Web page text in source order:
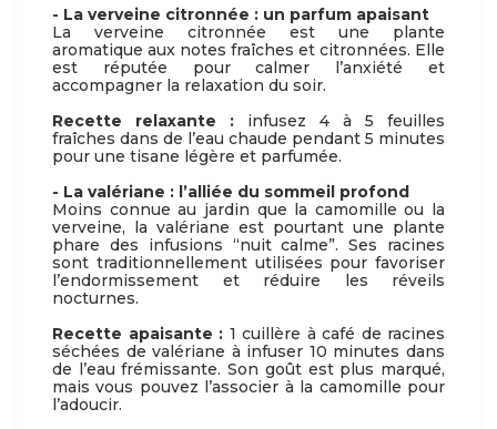
- La verveine citronnée : un parfum apaisant
La verveine citronnée est une plante
aromatique aux notes fraîches et citronnées. Elle
est réputée pour calmer l’anxiété et
accompagner la relaxation du soir.
Recette relaxante : infusez 4 à 5 feuilles
fraîches dans de l’eau chaude pendant 5 minutes
pour une tisane légère et parfumée.
- La valériane : l’alliée du sommeil profond
Moins connue au jardin que la camomille ou la
verveine, la valériane est pourtant une plante
phare des infusions “nuit calme”. Ses racines
sont traditionnellement utilisées pour favoriser
l’endormissement et réduire les réveils
nocturnes.
Recette apaisante : 1 cuillère à café de racines
séchées de valériane à infuser 10 minutes dans
de l’eau frémissante. Son goût est plus marqué,
mais vous pouvez l’associer à la camomille pour
l’adoucir.